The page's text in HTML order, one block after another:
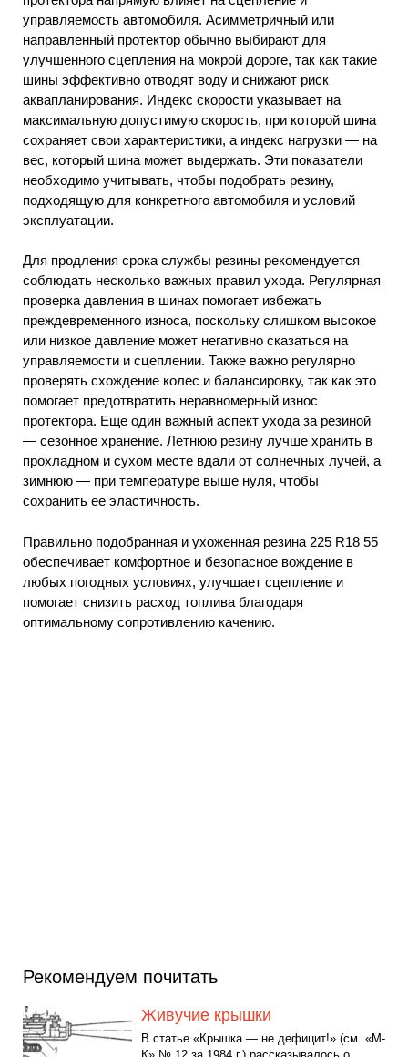
управляемость автомобиля. Асимметричный или
направленный протектор обычно выбирают для
улучшенного сцепления на мокрой дороге, так как такие
шины эффективно отводят воду и снижают риск
аквапланирования. Индекс скорости указывает на
максимальную допустимую скорость, при которой шина
сохраняет свои характеристики, а индекс нагрузки — на
вес, который шина может выдержать. Эти показатели
необходимо учитывать, чтобы подобрать резину,
подходящую для конкретного автомобиля и условий
эксплуатации.
Для продления срока службы резины рекомендуется
соблюдать несколько важных правил ухода. Регулярная
проверка давления в шинах помогает избежать
преждевременного износа, поскольку слишком высокое
или низкое давление может негативно сказаться на
управляемости и сцеплении. Также важно регулярно
проверять схождение колес и балансировку, так как это
помогает предотвратить неравномерный износ
протектора. Еще один важный аспект ухода за резиной
— сезонное хранение. Летнюю резину лучше хранить в
прохладном и сухом месте вдали от солнечных лучей, а
зимнюю — при температуре выше нуля, чтобы
сохранить ее эластичность.
Правильно подобранная и ухоженная резина 225 R18 55
обеспечивает комфортное и безопасное вождение в
любых погодных условиях, улучшает сцепление и
помогает снизить расход топлива благодаря
оптимальному сопротивлению качению.
Рекомендуем почитать
Живучие крышки
В статье «Крышка — не дефицит!» (см. «М-